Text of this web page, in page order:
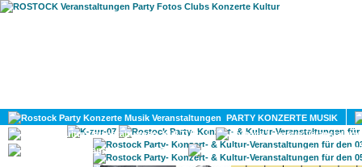
PARTY KONZERTE MUSIK
KULTUR
GAY